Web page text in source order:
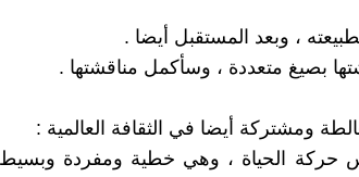
، وبعد المستقبل أيضا .
بصيغ متعددة ، وسأكمل مناقشتها .
ومشتركة أيضا في الثقافة العالمية :
الحياة ، وهي خطية ومفردة وبسيطة